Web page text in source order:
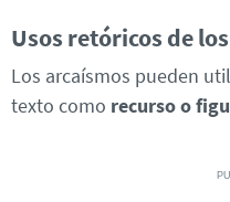
Usos retóricos de
Los arcaísmos pueden
texto como recurso o